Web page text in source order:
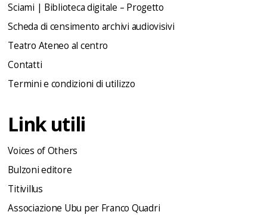
Sciami | Biblioteca digitale – Progetto
Scheda di censimento archivi audiovisivi
Teatro Ateneo al centro
Contatti
Termini e condizioni di utilizzo
Link utili
Voices of Others
Bulzoni editore
Titivillus
Associazione Ubu per Franco Quadri